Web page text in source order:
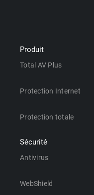
Produit
Total AV Plus
Protection Internet
Protection totale
Sécurité
Antivirus
WebShield